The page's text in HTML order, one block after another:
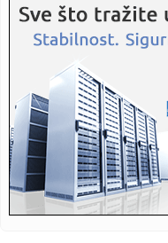
11:45: Skandalozna
koncerte ...
11:44:
pomračenja S...
11:44:Uhapšen zbog
11:44:Pojačan
11:44:ERS pozvao
istakli ...